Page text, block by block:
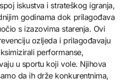
iskustva i strateškog igranja,
godinama dok prilagođava
s izazovima starenja. Ovi
ozljeda i prilagođavaju
performanse,
u sportu koji vole. Njihova
da ih drže konkurentnima,